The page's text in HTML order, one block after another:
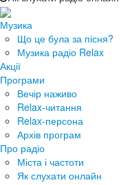
Музика
Що це була за пісня?
Музика радіо Relax
Акції
Програми
Вечір наживо
Relax-читання
Relax-персона
Архів програм
Про радіо
Міста і частоти
Як слухати онлайн